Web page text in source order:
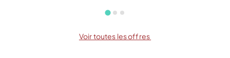
Voir toutes les offres